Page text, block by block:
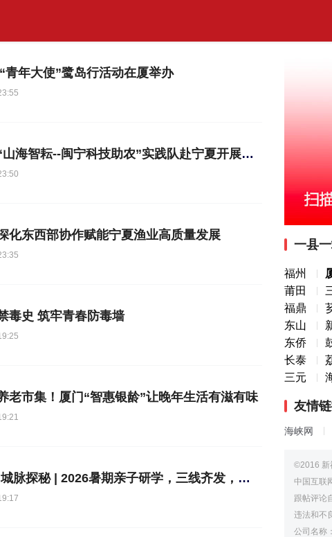
青年大使”鹭岛行活动在厦举办
集美大学“山海智耘--闽宁科技助农”实践队赴宁夏开展实践活动
化东西部协作赋能宁夏渔业高质量发展
毒史 筑牢青春防毒墙
老市集！厦门“智惠银龄”让晚年生活有滋有味
大厦之门·城脉探秘 | 2026暑期亲子研学，三线齐发，共读厦门交通！
一县
福州
莆田
福鼎
东山
东侨
长泰
三元
友情
海峡网
©2016 新
中国互联
跟帖评论
违法和不
公司名称